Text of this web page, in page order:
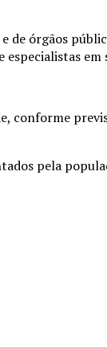
de órgãos
em
conforme
pela